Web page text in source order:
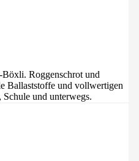
Roggenschrot und
Ballaststoffe und vollwertigen
und unterwegs.